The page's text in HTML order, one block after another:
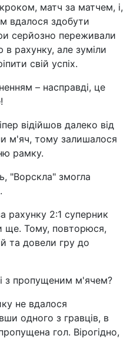
матч за матчем, і,
вдалося здобути
серйозно переживали
в рахунку, але зуміли
свій успіх.
– насправді, це
відійшов далеко від
м'яч, тому залишалося
рамку.
"Ворскла" змогла
рахунку 2:1 суперник
ще. Тому, повторюся,
та довели гру до
з пропущеним м'ячем?
не вдалося
одного з гравців, в
гол. Вірогідно,